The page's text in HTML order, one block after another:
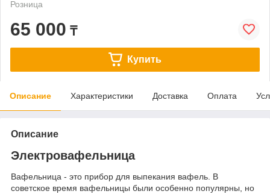
Розница
65 000 ₸
Купить
Описание Характеристики Доставка Оплата
Описание
Электровафельница
Вафельница - это прибор для выпекания вафель. В
советское время вафельницы были особенно популярны, но